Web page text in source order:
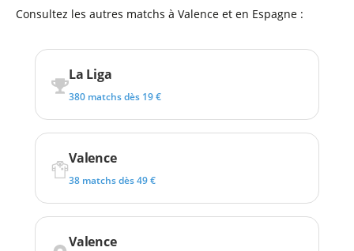
Consultez les autres matchs à Valence et en Espagne :
La Liga
380 matchs dès 19 €
Valence
38 matchs dès 49 €
Valence